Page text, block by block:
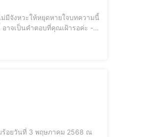
ร้อยวันที่ 3 พฤษภาคม 2568 ณ